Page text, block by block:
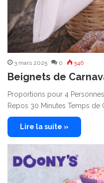
3 mars 2025 0 546
Beignets de
Proportions pour 4
Repos 30 Minutes Temps de
Lire la suite »